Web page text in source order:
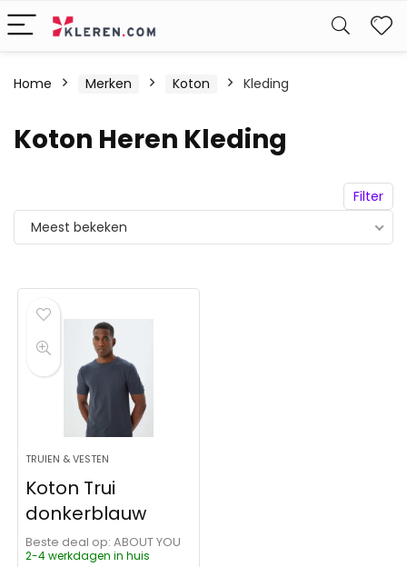
Home Merken Koton Kleding
Koton Heren Kleding
Filter
Meest bekeken
TRUIEN & VESTEN
Koton Trui
donkerblauw
Beste deal op:
ABOUT YOU
2-4 werkdagen in huis